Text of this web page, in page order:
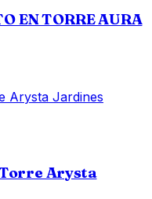
EN TORRE AURA
Arysta